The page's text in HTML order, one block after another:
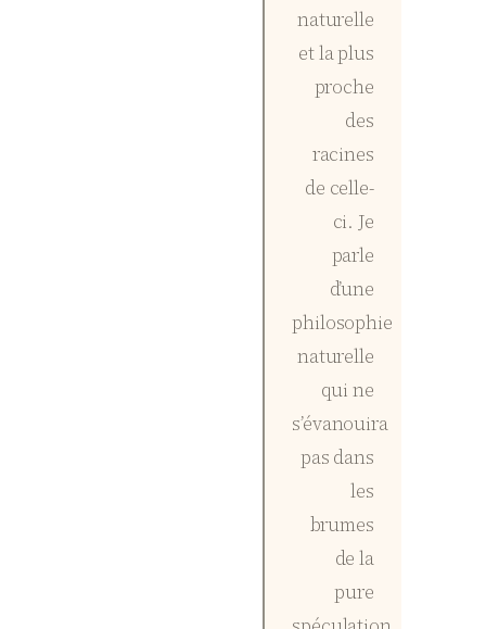
naturelle
et la plus
proche
des
racines
de celle-
ci. Je
parle
d’une
philosophie
naturelle
qui ne
s’évanouira
pas dans
les
brumes
de la
pure